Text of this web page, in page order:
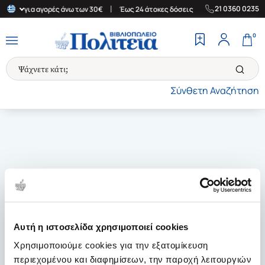
Αυτή η ιστοσελίδα χρησιμοποιεί cookies
Χρησιμοποιούμε cookies για την εξατομίκευση
περιεχομένου και διαφημίσεων, την παροχή λειτουργιών
για αγορές άνω των 30€ Έως 24 άτοκες δόσεις | Δωρεάν
21 0360 0235
Σύνθετη Αναζήτηση
0